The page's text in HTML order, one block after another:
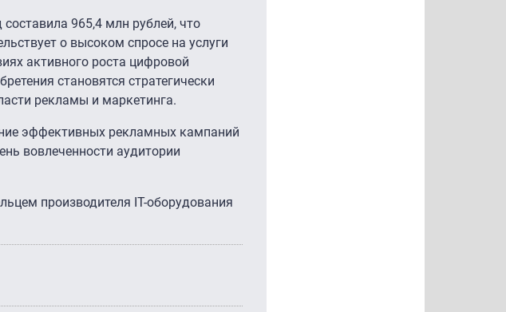
965,4 млн рублей, что
о высоком спросе на услуги
активного роста цифровой
становятся стратегически
рекламы и маркетинга.
эффективных рекламных кампаний
вовлеченности аудитории
производителя IT-оборудования